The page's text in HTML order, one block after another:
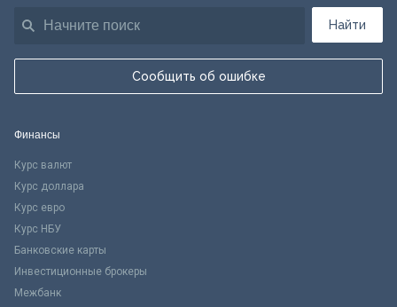
Найти
Сообщить об ошибке
Финансы
Курс валют
Курс доллара
Курс евро
Курс НБУ
Банковские карты
Инвестиционные брокеры
Межбанк